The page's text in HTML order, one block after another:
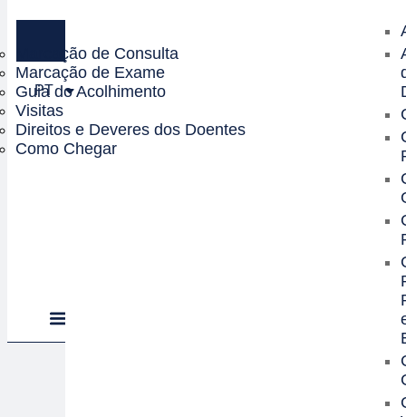
Marcação de Consulta
Marcação de Exame
Guia do Acolhimento
Visitas
Direitos e Deveres dos Doentes
Como Chegar
PT